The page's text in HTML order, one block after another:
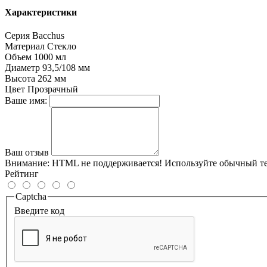
Характеристики
Серия Bacchus
Материал Стекло
Объем 1000 мл
Диаметр 93,5/108 мм
Высота 262 мм
Цвет Прозрачный
Ваше имя:
Ваш отзыв
Внимание: HTML не поддерживается! Используйте обычный
Рейтинг
Captcha
Введите код